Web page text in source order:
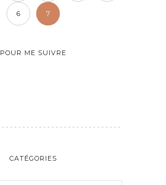
6 7
POUR ME SUIVRE
CATÉGORIES